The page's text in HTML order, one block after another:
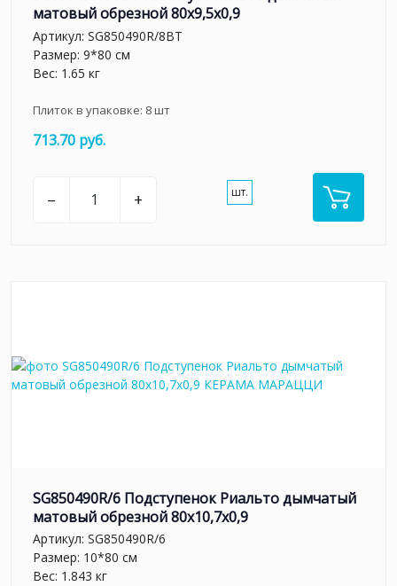
матовый обрезной 80x9,5x0,9
Артикул: SG850490R/8BT
Размер: 9*80 см
Вес: 1.65 кг
Плиток в упаковке: 8шт
713.70 руб.
– + шт.
SG850490R/6 Подступенок Риальто дымчатый
матовый обрезной 80x10,7x0,9
Артикул: SG850490R/6
Размер: 10*80 см
Вес: 1.843 кг